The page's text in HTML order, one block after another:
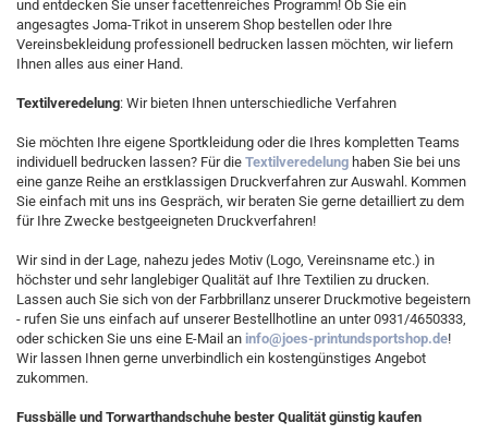
und entdecken Sie unser facettenreiches Programm! Ob Sie ein
angesagtes Joma-Trikot in unserem Shop bestellen oder Ihre
Vereinsbekleidung professionell bedrucken lassen möchten, wir liefern
Ihnen alles aus einer Hand.
Textilveredelung: Wir bieten Ihnen unterschiedliche Verfahren
Sie möchten Ihre eigene Sportkleidung oder die Ihres kompletten Teams
individuell bedrucken lassen? Für die Textilveredelung haben Sie bei uns
eine ganze Reihe an erstklassigen Druckverfahren zur Auswahl. Kommen
Sie einfach mit uns ins Gespräch, wir beraten Sie gerne detailliert zu dem
für Ihre Zwecke bestgeeigneten Druckverfahren!
Wir sind in der Lage, nahezu jedes Motiv (Logo, Vereinsname etc.) in
höchster und sehr langlebiger Qualität auf Ihre Textilien zu drucken.
Lassen auch Sie sich von der Farbbrillanz unserer Druckmotive begeistern
- rufen Sie uns einfach auf unserer Bestellhotline an unter 0931/4650333,
oder schicken Sie uns eine E-Mail an info@joes-printundsportshop.de!
Wir lassen Ihnen gerne unverbindlich ein kostengünstiges Angebot
zukommen.
Fussbälle und Torwarthandschuhe bester Qualität günstig kaufen